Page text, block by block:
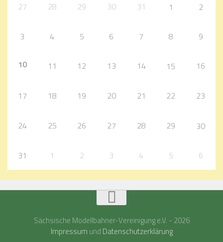
27 28 29 30 31 1 2
3 4 5 6 7 8 9
10 11 12 13 14 15 16
17 18 19 20 21 22 23
24 25 26 27 28 29 30
31 1 2 3 4 5 6
Sächsische Modellbahner-Vereinigung e.V. - 2026
Impressum und Datenschutzerklärung